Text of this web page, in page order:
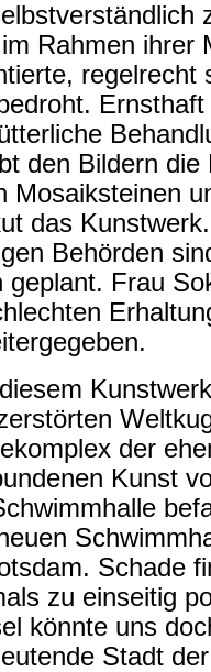
Rahmen ihrer
regelrecht
den Bildern
Mosaiksteinen
das
Behörden
Frau
der
Kunst
Schade
zu einseitig
könnte uns
Stadt